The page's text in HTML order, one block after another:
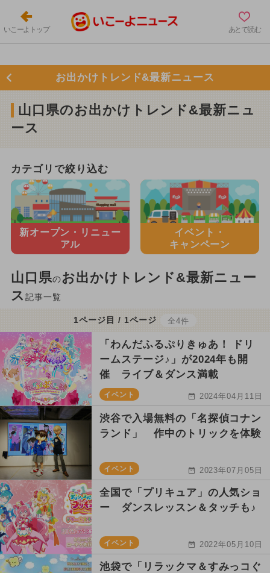
いこーよトップ あとで読む
お出かけトレンド&最新ニュース
山口県のお出かけトレンド&最新ニュ
ース
カテゴリで絞り込む
新オープン・ リニュー
アル
イベント・
キャンペーン
山口県のお出かけトレンド&最新ニュー
ス 記事一覧
1ページ目 / 1ページ 全4件
「わんだふるぷりきゅあ！ ドリ
ームステージ♪」が2024年も開
催 ライブ＆ダンス満載
イベント 2024年04月11日
渋谷で入場無料の「名探偵コナン
ランド」 作中のトリックを体験
イベント 2023年07月05日
全国で「プリキュア」の人気ショ
ー ダンスレッスン＆タッチも♪
イベント 2022年05月10日
池袋で「リラックマ＆すみっコぐ